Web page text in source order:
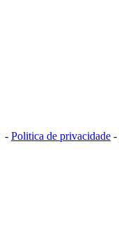
- Politica de privacidade -